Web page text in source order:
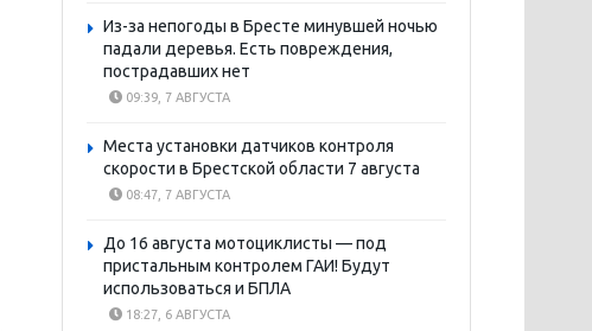
Из-за непогоды в Бресте минувшей ночью
падали деревья. Есть повреждения,
пострадавших нет
09:39, 7 АВГУСТА
Места установки датчиков контроля
скорости в Брестской области 7 августа
08:47, 7 АВГУСТА
До 16 августа мотоциклисты — под
пристальным контролем ГАИ! Будут
использоваться и БПЛА
18:27, 6 АВГУСТА